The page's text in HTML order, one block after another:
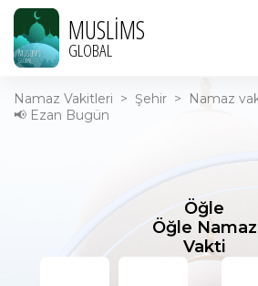
MUSLIMS
GLOBAL
Namaz Vakitleri > Şehir >
Namaz
📢 Ezan Bugün
Öğle
Öğle Namaz
Vakti